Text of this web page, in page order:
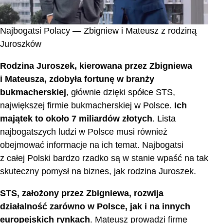
Najbogatsi Polacy — Zbigniew i Mateusz z rodziną
Juroszków
Rodzina Juroszek, kierowana przez Zbigniewa
i Mateusza, zdobyła fortunę w branży
bukmacherskiej, głównie dzięki spółce STS,
największej firmie bukmacherskiej w Polsce. Ich
majątek to około 7 miliardów złotych. Lista
najbogatszych ludzi w Polsce musi również
obejmować informacje na ich temat. Najbogatsi
z całej Polski bardzo rzadko są w stanie wpaść na tak
skuteczny pomysł na biznes, jak rodzina Juroszek.
STS, założony przez Zbigniewa, rozwija
działalność zarówno w Polsce, jak i na innych
europejskich rynkach. Mateusz prowadzi firmę